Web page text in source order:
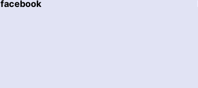
facebook